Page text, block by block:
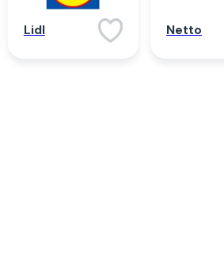
Lidl Netto